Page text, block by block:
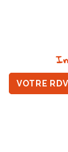
VOTRE